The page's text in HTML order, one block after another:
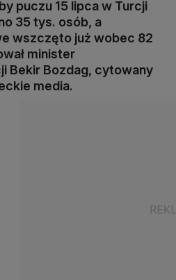
puczu 15 lipca w Turcji
35 tys. osób, a
wszczęto już wobec 82
minister
Bekir Bozdag, cytowany
media.